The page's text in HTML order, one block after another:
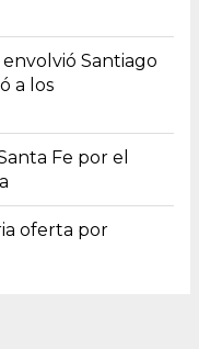
Santiago
a los
Fe por el
oferta por